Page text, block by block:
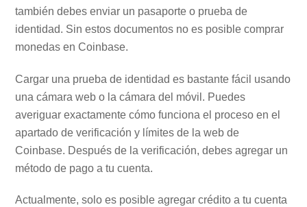
también debes enviar un pasaporte o prueba de
identidad. Sin estos documentos no es posible comprar
monedas en Coinbase.
Cargar una prueba de identidad es bastante fácil usando
una cámara web o la cámara del móvil. Puedes
averiguar exactamente cómo funciona el proceso en el
apartado de verificación y límites de la web de
Coinbase. Después de la verificación, debes agregar un
método de pago a tu cuenta.
Actualmente, solo es posible agregar crédito a tu cuenta